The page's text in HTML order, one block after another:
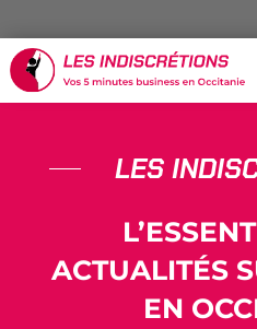
LES
ACTUALITÉS
EN